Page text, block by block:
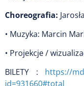
Choreografia:
• Muzyka: Marcin
• Projekcje /
BILETY : https://
id=931660#total